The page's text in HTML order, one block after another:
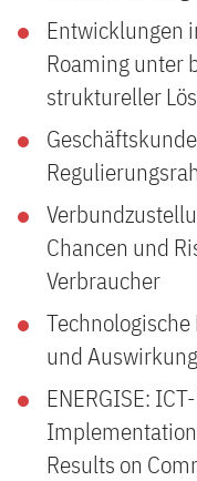
Entwicklungen
Roaming unter
struktureller
Chancen und
Verbraucher
und
ENERGISE:
Results on